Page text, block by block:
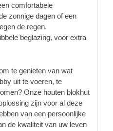
comfortabele
zonnige dagen of een
de regen.
beglazing, voor extra
te genieten van wat
uit te voeren, te
Onze houten blokhut
zijn voor al deze
van een persoonlijke
de kwaliteit van uw leven